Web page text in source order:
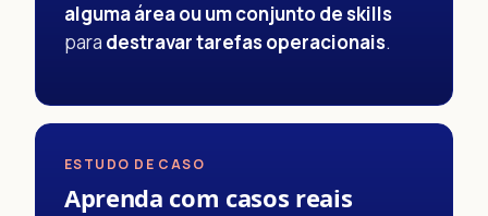
alguma área ou um conjunto de skills
para destravar tarefas operacionais.
ESTUDO DE CASO
Aprenda com casos reais